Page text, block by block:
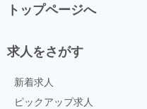
トップページへ
求人をさがす
新着求人
ピックアップ求人